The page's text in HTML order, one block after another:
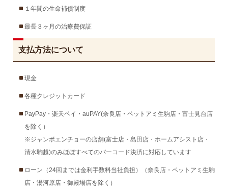
１年間の生命補償制度
最長３ヶ月の治療費保証
支払方法について
現金
各種クレジットカード
PayPay・楽天ペイ・auPAY(奈良店・ペットアミ生駒店・富士見台店
を除く）
※ジャンボエンチョーの店舗(富士店・島田店・ホームアシスト店・
清水駒越)のみほぼすべてのバーコード決済に対応しています
ローン（24回までは金利手数料当社負担）（奈良店・ペットアミ生駒
店・湯河原店・御殿場店を除く）